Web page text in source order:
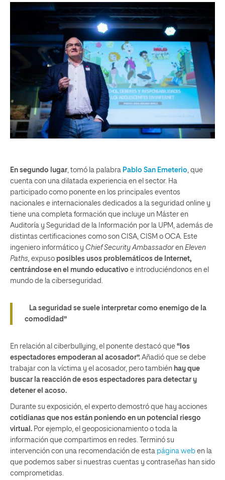
En segundo lugar, tomó la palabra Pablo San Emeterio, que
cuenta con una dilatada experiencia en el sector. Ha
participado como ponente en los principales eventos
nacionales e internacionales dedicados a la seguridad online y
tiene una completa formación que incluye un Máster en
Auditoría y Seguridad de la Información por la UPM, además de
distintas certificaciones como son CISA, CISM o OCA. Este
ingeniero informático y Chief Security Ambassadoren Eleven
Paths, expuso posibles usos problemáticos de Internet,
centrándose en el mundo educativo e introduciéndonos en el
mundo de la ciberseguridad.
La seguridad se suele interpretar como enemigo de la
comodidad”
En relación al ciberbullying, el ponente destacó que “los
espectadores empoderan al acosador”. Añadió que se debe
trabajar con la víctima y el acosador, pero también hay que
buscar la reacción de esos espectadores para detectar y
detener el acoso.
Durante su exposición, el experto demostró que hay acciones
cotidianas que nos están poniendo en un potencial riesgo
virtual. Por ejemplo, el geoposicionamiento o toda la
información que compartimos en redes. Terminó su
intervención con una recomendación de esta página web en la
que podemos saber si nuestras cuentas y contraseñas han sido
comprometidas.